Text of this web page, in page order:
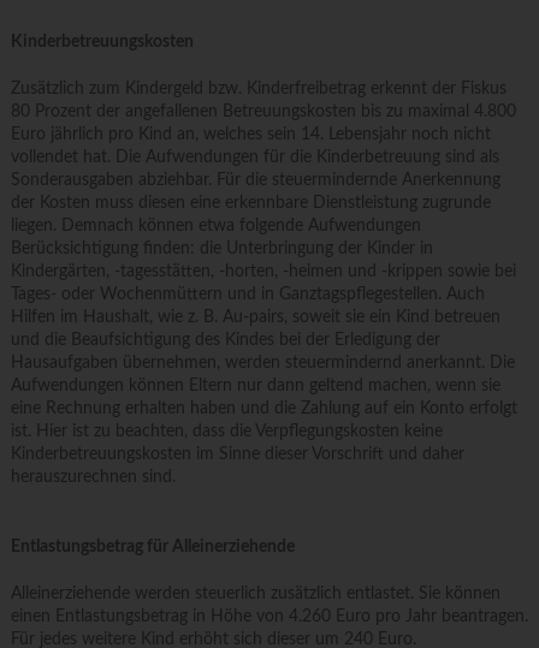
Kinderbetreuungskosten
Zusätzlich zum Kindergeld bzw. Kinderfreibetrag erkennt der Fiskus
80 Prozent der angefallenen Betreuungskosten bis zu maximal 4.800
Euro jährlich pro Kind an, welches sein 14. Lebensjahr noch nicht
vollendet hat. Die Aufwendungen für die Kinderbetreuung sind als
Sonderausgaben abziehbar. Für die steuermindernde Anerkennung
der Kosten muss diesen eine erkennbare Dienstleistung zugrunde
liegen. Demnach können etwa folgende Aufwendungen
Berücksichtigung finden: die Unterbringung der Kinder in
Kindergärten, -tagesstätten, -horten, -heimen und -krippen sowie bei
Tages- oder Wochenmüttern und in Ganztagspflegestellen. Auch
Hilfen im Haushalt, wie z. B. Au-pairs, soweit sie ein Kind betreuen
und die Beaufsichtigung des Kindes bei der Erledigung der
Hausaufgaben übernehmen, werden steuermindernd anerkannt. Die
Aufwendungen können Eltern nur dann geltend machen, wenn sie
eine Rechnung erhalten haben und die Zahlung auf ein Konto erfolgt
ist. Hier ist zu beachten, dass die Verpflegungskosten keine
Kinderbetreuungskosten im Sinne dieser Vorschrift und daher
herauszurechnen sind.
Entlastungsbetrag für Alleinerziehende
Alleinerziehende werden steuerlich zusätzlich entlastet. Sie können
einen Entlastungsbetrag in Höhe von 4.260 Euro pro Jahr beantragen.
Für jedes weitere Kind erhöht sich dieser um 240 Euro.